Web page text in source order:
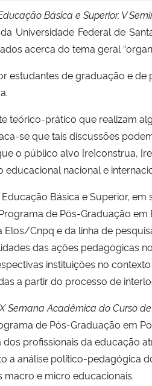
Básica e Superior, V
da Universidade Federal de
acerca do tema geral
estudantes de graduação e
teórico-prático que realizam
se que tais discussões
o público alvo [re]construa,
nacional e
Básica e Superior,
de Pós-Graduação
Cnpq e da linha de
das ações pedagógicas
instituições no
a partir do processo de
Semana Acadêmica do Curso
de Pós-Graduação em
profissionais da educação
a análise político-pedagógica
e micro educacionais.